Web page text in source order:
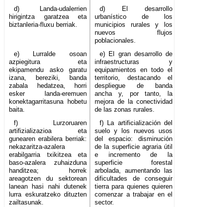
d) Landa-udalerrien
hirigintza garatzea eta
biztanleria-fluxu berriak.
d) El desarrollo
urbanístico de los
municipios rurales y los
nuevos flujos
poblacionales.
e) Lurralde osoan
azpiegitura eta
ekipamendu asko garatu
izana, bereziki, banda
zabala hedatzea, horri
esker landa-eremuen
konektagarritasuna hobetu
baita.
e) El gran desarrollo de
infraestructuras y
equipamientos en todo el
territorio, destacando el
despliegue de banda
ancha y, por tanto, la
mejora de la conectividad
de las zonas rurales.
f) Lurzoruaren
artifizializazioa eta
gunearen erabilera berriak:
nekazaritza-azalera
erabilgarria txikitzea eta
baso-azalera zuhaizduna
handitzea; horrek
areagotzen du sektorean
lanean hasi nahi dutenek
lurra eskuratzeko dituzten
zailtasunak.
f) La artificialización del
suelo y los nuevos usos
del espacio: disminución
de la superficie agraria útil
e incremento de la
superficie forestal
arbolada, aumentando las
dificultades de conseguir
tierra para quienes quieren
comenzar a trabajar en el
sector.